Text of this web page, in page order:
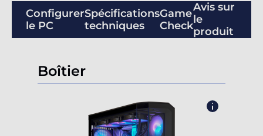
Configurer
le PC
Spécifications
techniques
Game
Check
Avis sur
le
produit
Boîtier